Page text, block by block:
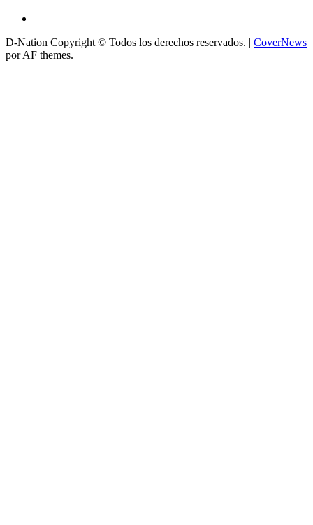
D-Nation Copyright © Todos los derechos reservados. | CoverNews
por AF themes.